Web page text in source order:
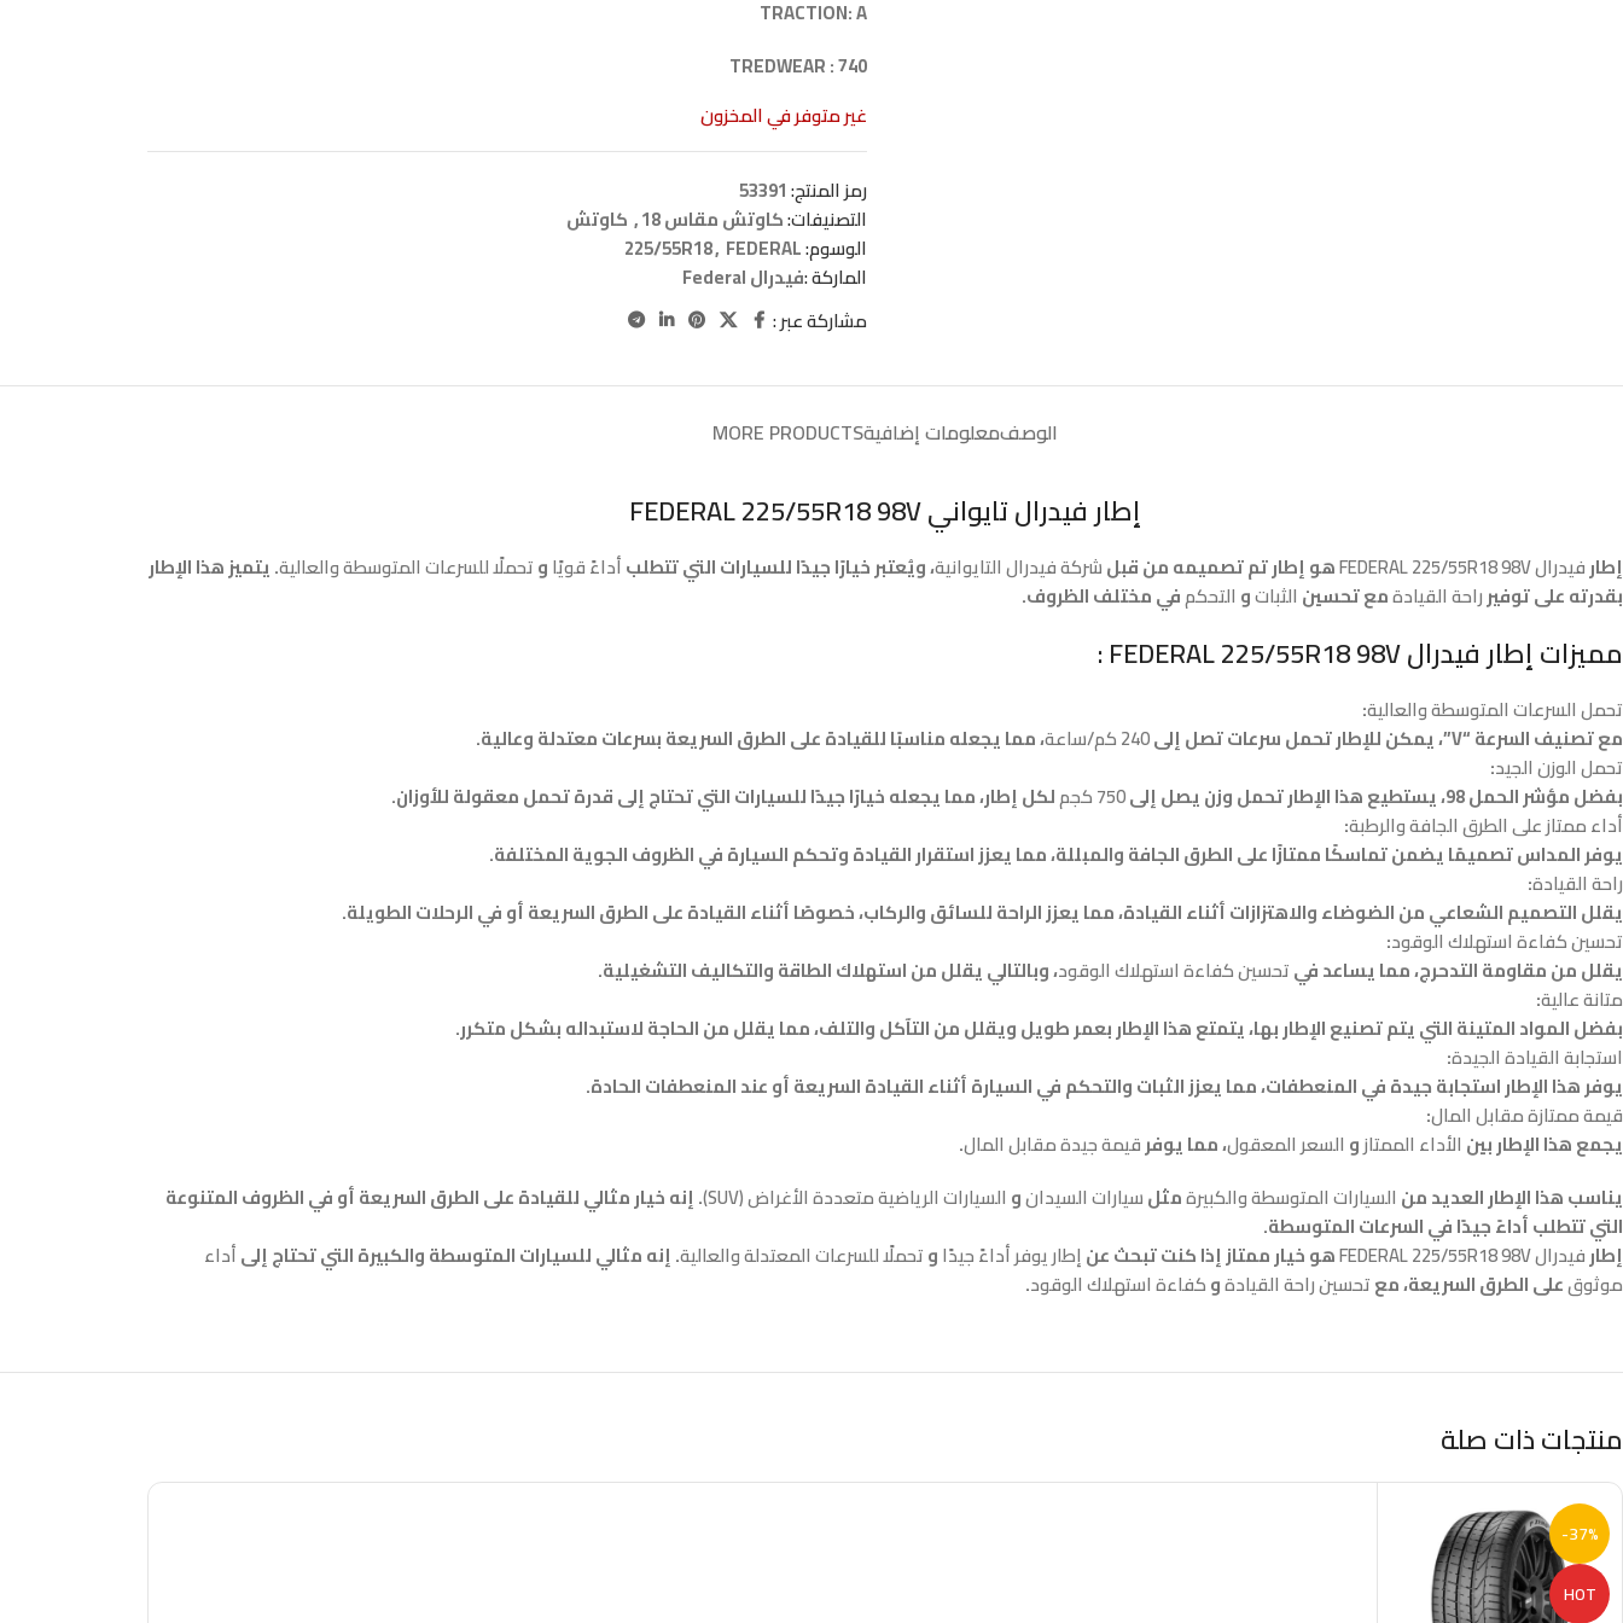
TRACTION: A
TREDWEAR : 740
غير متوفر في المخزون
رمز المنتج:53391
التصنيفات:كاوتش مقاس 18 , كاوتش
الوسوم:
225/55R18, FEDERAL
الماركة :فيدرال Federal
مشاركة عبر :
الوصفمعلومات إضافيةMORE PRODUCTS
إطار فيدرال تايواني FEDERAL 225/55R18 98V
إطارفيدرال FEDERAL 225/55R18 98V هو إطار تم تصميمه من قبلشركة فيدرال التايوانية، ويُعتبر خيارًا جيدًا للسيارات التي تتطلبأداءً قويًاوتحملًا للسرعات المتوسطة والعالية. يتميز هذا الإطار
بقدرته على توفيرراحة القيادةمع تحسين الثباتو التحكمفي مختلف الظروف.
مميزات إطار فيدرال FEDERAL 225/55R18 98V :
تحمل السرعات المتوسطة والعالية:
مع تصنيف السرعة “V”، يمكن للإطار تحمل سرعات تصل إلى
240 كم/ساعة
، مما يجعله مناسبًا للقيادة على الطرق السريعة بسرعات معتدلة وعالية.
تحمل الوزن الجيد:
بفضل مؤشر الحمل 98، يستطيع هذا الإطار تحمل وزن يصل إلى
750 كجم
لكل إطار، مما يجعله خيارًا جيدًا للسيارات التي تحتاج إلى قدرة تحمل معقولة للأوزان.
أداء ممتاز على الطرق الجافة والرطبة:
يوفر المداس تصميمًا يضمن تماسكًا ممتازًا على الطرق الجافة والمبللة، مما يعزز استقرار القيادة وتحكم السيارة في الظروف الجوية المختلفة.
راحة القيادة:
يقلل التصميم الشعاعي من الضوضاء والاهتزازات أثناء القيادة، مما يعزز الراحة للسائق والركاب، خصوصًا أثناء القيادة على الطرق السريعة أو في الرحلات الطويلة.
تحسين كفاءة استهلاك الوقود:
يقلل من مقاومة التدحرج، مما يساعد فيتحسين كفاءة استهلاك الوقود، وبالتالي يقلل من استهلاك الطاقة والتكاليف التشغيلية.
متانة عالية:
بفضل المواد المتينة التي يتم تصنيع الإطار بها، يتمتع هذا الإطار بعمر طويل ويقلل من التآكل والتلف، مما يقلل من الحاجة لاستبداله بشكل متكرر.
استجابة القيادة الجيدة:
يوفر هذا الإطار استجابة جيدة في المنعطفات، مما يعزز الثبات والتحكم في السيارة أثناء القيادة السريعة أو عند المنعطفات الحادة.
قيمة ممتازة مقابل المال:
يجمع هذا الإطار بين الأداء الممتازو السعر المعقول، مما يوفرقيمة جيدة مقابل المال.
يناسب هذا الإطار العديد من السيارات المتوسطة والكبيرةمثلسيارات السيدانو السيارات الرياضية متعددة الأغراض (SUV)
. إنه خيار مثالي للقيادة على الطرق السريعة أو في الظروف المتنوعة
التي تتطلب أداءً جيدًا في السرعات المتوسطة.
إطارفيدرال FEDERAL 225/55R18 98V هو خيار ممتاز إذا كنت تبحث عنإطار يوفر أداءً جيدًاوتحملًا للسرعات المعتدلة والعالية. إنه مثالي للسيارات المتوسطة والكبيرة التي تحتاج إلىأداء
موثوقعلى الطرق السريعة، معتحسين راحة القيادةوكفاءة استهلاك الوقود.
منتجات ذات صلة
-37%
HOT